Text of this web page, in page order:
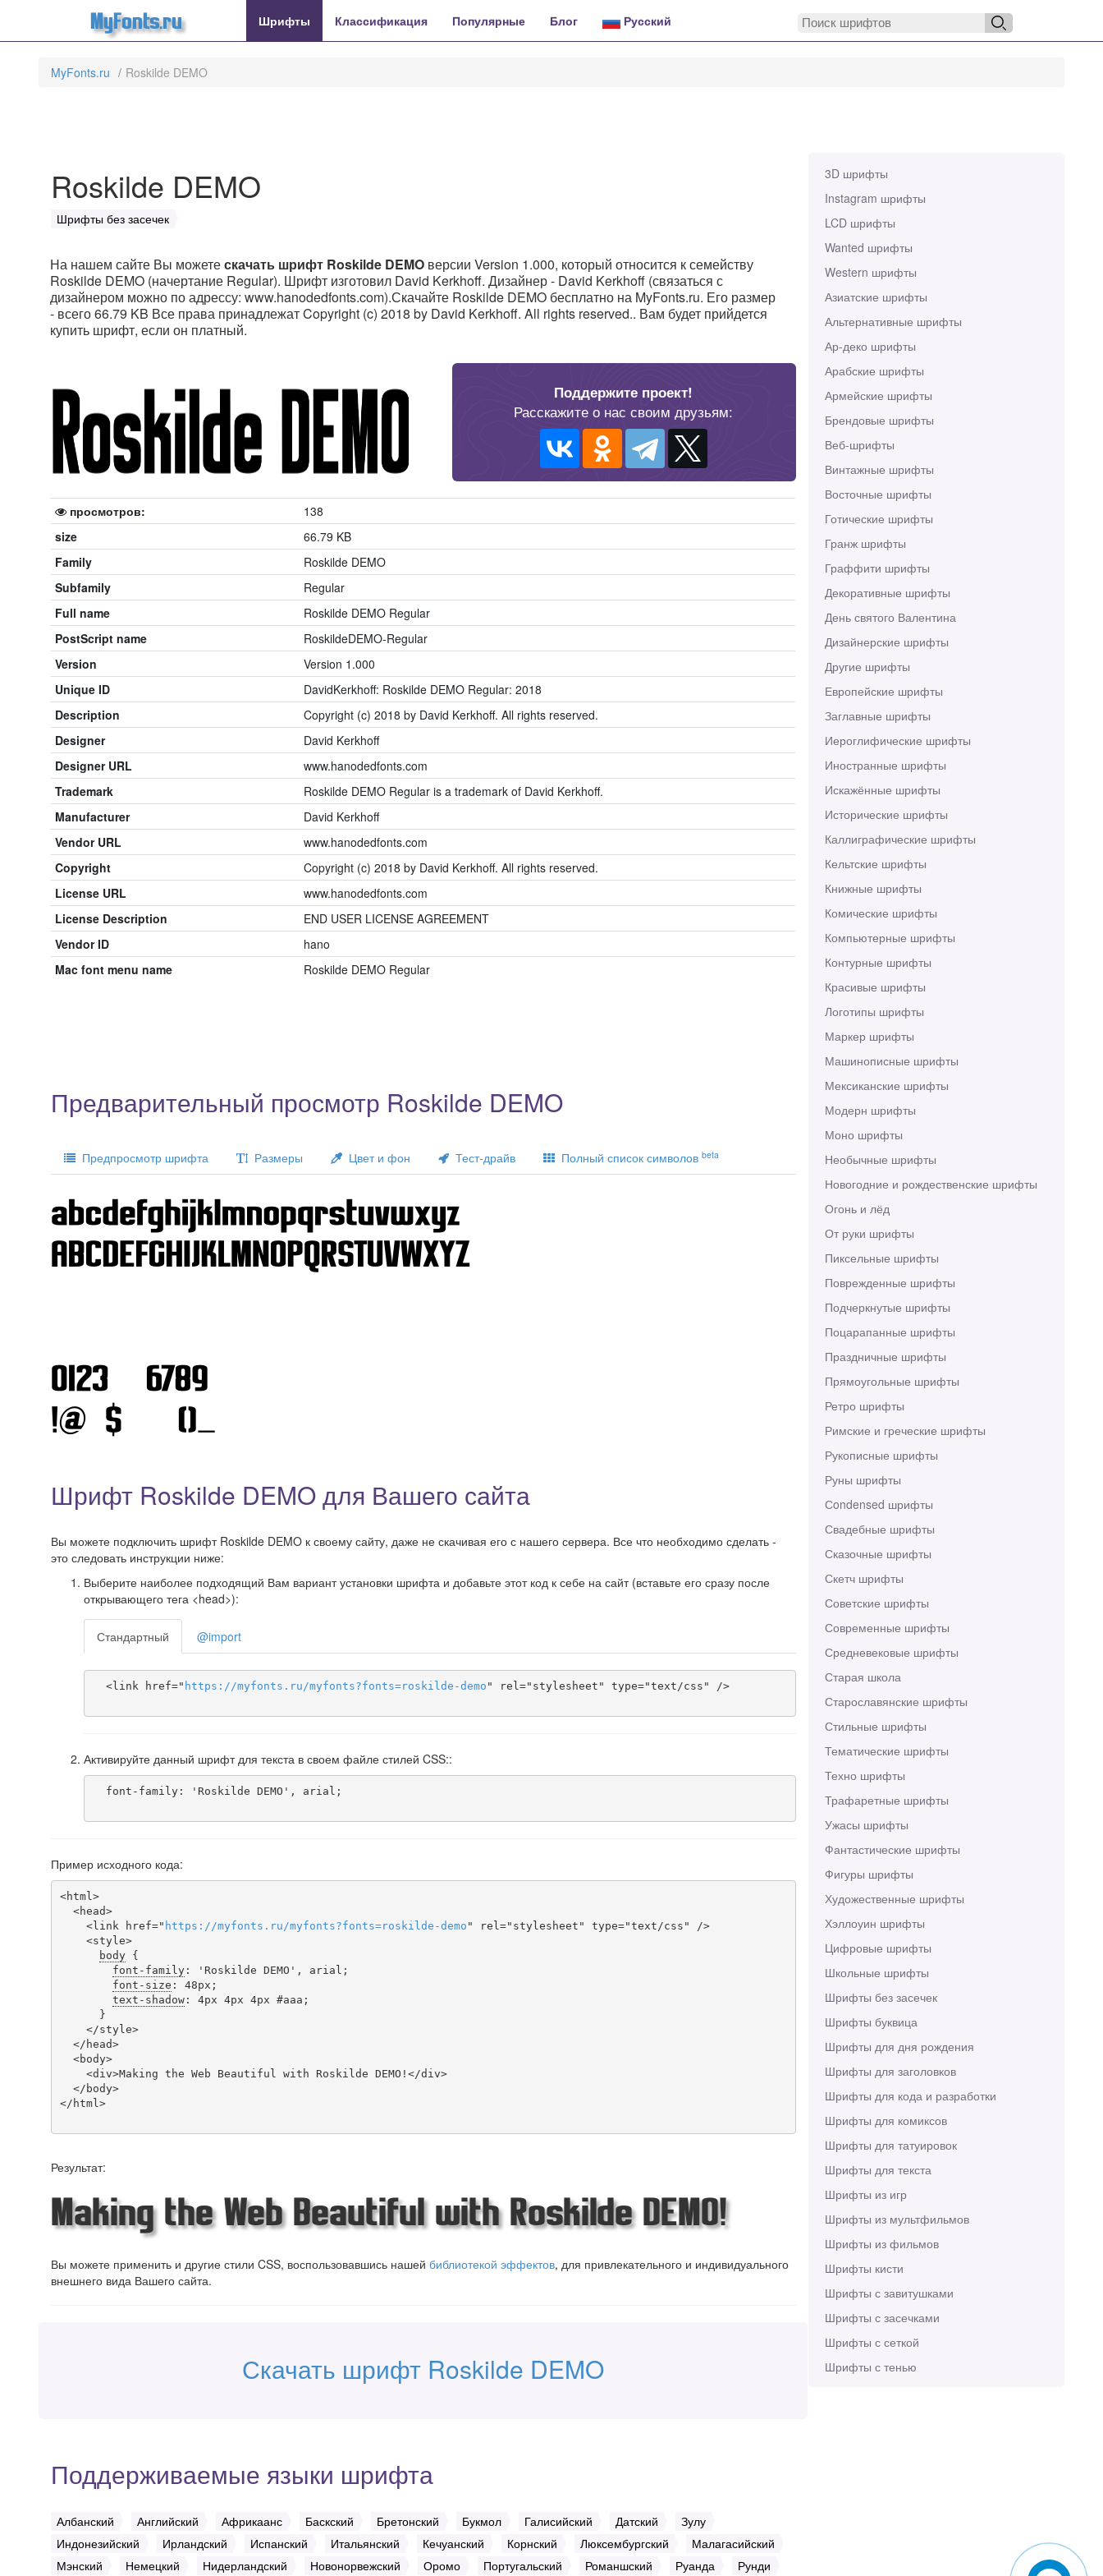
MyFonts.ru Шрифты Классификация Популярные Блог Русский
MyFonts.ru Roskilde DEMO
3D шрифты
Instagram шрифты
LCD шрифты
Wanted шрифты
Western шрифты
Азиатские шрифты
Альтернативные шрифты
Ар-деко шрифты
Арабские шрифты
Армейские шрифты
Брендовые шрифты
Веб-шрифты
Винтажные шрифты
Восточные шрифты
Готические шрифты
Гранж шрифты
Граффити шрифты
Декоративные шрифты
День святого Валентина
Дизайнерские шрифты
Другие шрифты
Европейские шрифты
Заглавные шрифты
Иероглифические шрифты
Иностранные шрифты
Искажённые шрифты
Исторические шрифты
Каллиграфические шрифты
Кельтские шрифты
Книжные шрифты
Комические шрифты
Компьютерные шрифты
Контурные шрифты
Красивые шрифты
Логотипы шрифты
Маркер шрифты
Машинописные шрифты
Мексиканские шрифты
Модерн шрифты
Моно шрифты
Необычные шрифты
Новогодние и рождественские шрифты
Огонь и лёд
От руки шрифты
Пиксельные шрифты
Поврежденные шрифты
Подчеркнутые шрифты
Поцарапанные шрифты
Праздничные шрифты
Прямоугольные шрифты
Ретро шрифты
Римские и греческие шрифты
Рукописные шрифты
Руны шрифты
Сondensed шрифты
Свадебные шрифты
Сказочные шрифты
Скетч шрифты
Советские шрифты
Современные шрифты
Средневековые шрифты
Старая школа
Старославянские шрифты
Стильные шрифты
Тематические шрифты
Техно шрифты
Трафаретные шрифты
Ужасы шрифты
Фантастические шрифты
Фигуры шрифты
Художественные шрифты
Хэллоуин шрифты
Цифровые шрифты
Школьные шрифты
Шрифты без засечек
Шрифты буквица
Шрифты для дня рождения
Шрифты для заголовков
Шрифты для кода и разработки
Шрифты для комиксов
Шрифты для татуировок
Шрифты для текста
Шрифты из игр
Шрифты из мультфильмов
Шрифты из фильмов
Шрифты кисти
Шрифты с завитушками
Шрифты с засечками
Шрифты с сеткой
Шрифты с тенью
Roskilde DEMO
Шрифты без засечек
На нашем сайте Вы можетескачать шрифт Roskilde DEMO версии Version 1.000, который относится к семейству
Roskilde DEMO (начертание Regular). Шрифт изготовил David Kerkhoff. Дизайнер - David Kerkhoff (связаться с
дизайнером можно по адрессу: www.hanodedfonts.com).Скачайте Roskilde DEMO бесплатно на MyFonts.ru. Его размер
- всего 66.79 KB Все права принадлежат Copyright (c) 2018 by David Kerkhoff. All rights reserved.. Вам будет прийдется
купить шрифт, если он платный.
Поддержите проект!
Расскажите о нас своим друзьям:
просмотров:
138
size
66.79 KB
Family
Roskilde DEMO
Subfamily
Regular
Full name
Roskilde DEMO Regular
PostScript name
RoskildeDEMO-Regular
Version
Version 1.000
Unique ID
DavidKerkhoff: Roskilde DEMO Regular: 2018
Description
Copyright (c) 2018 by David Kerkhoff. All rights reserved.
Designer
David Kerkhoff
Designer URL
www.hanodedfonts.com
Trademark
Roskilde DEMO Regular is a trademark of David Kerkhoff.
Manufacturer
David Kerkhoff
Vendor URL
www.hanodedfonts.com
Copyright
Copyright (c) 2018 by David Kerkhoff. All rights reserved.
License URL
www.hanodedfonts.com
License Description
END USER LICENSE AGREEMENT
Vendor ID
hano
Mac font menu name
Roskilde DEMO Regular
Предварительный просмотр Roskilde DEMO
Предпросмотр шрифта Размеры Цвет и фон Тест-драйв Полный список символов beta
Шрифт Roskilde DEMO для Вашего сайта
Вы можете подключить шрифт Roskilde DEMO к своему сайту, даже не скачивая его с нашего сервера. Все что необходимо сделать -
это следовать инструкции ниже:
Выберите наиболее подходящий Вам вариант установки шрифта и добавьте этот код к себе на сайт (вставьте его сразу после
открывающего тега <head>):
Стандартный @import
  <link href="
https ://myfonts . ru /myfonts?fonts=roskilde-demo " rel="stylesheet" type="text/css" />
Активируйте данный шрифт для текста в своем файле стилей CSS::
Пример исходного кода:
<html>
    <link href="
https ://myfonts . ru /myfonts?fonts=roskilde-demo " rel="stylesheet" type="text/css" />
body {
font-family: 'Roskilde DEMO', arial;
font-size : 48px;
text-shadow: 4px 4px 4px #aaa;
</html>
Результат:
Making the Web Beautiful with Roskilde DEMO!
Вы можете применить и другие стили CSS, воспользовавшись нашей библиотекой эффектов, для привлекательного и индивидуального
внешнего вида Вашего сайта.
Скачать шрифт Roskilde DEMO
Поддерживаемые языки шрифта
Албанский Английский Африкаанс Баскский Бретонский Букмол Галисийский Датский
Зулу
Индонезийский
Ирландский Испанский Итальянский Кечуанский Корнский Люксембургский
Малагасийский
Мэнский
Немецкий Нидерландский Новонорвежский Оромо Португальский Романшский Руанда Рунди